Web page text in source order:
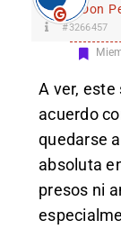
Don
#3266457
A ver, este
acuerdo
quedarse
absoluta
presos ni